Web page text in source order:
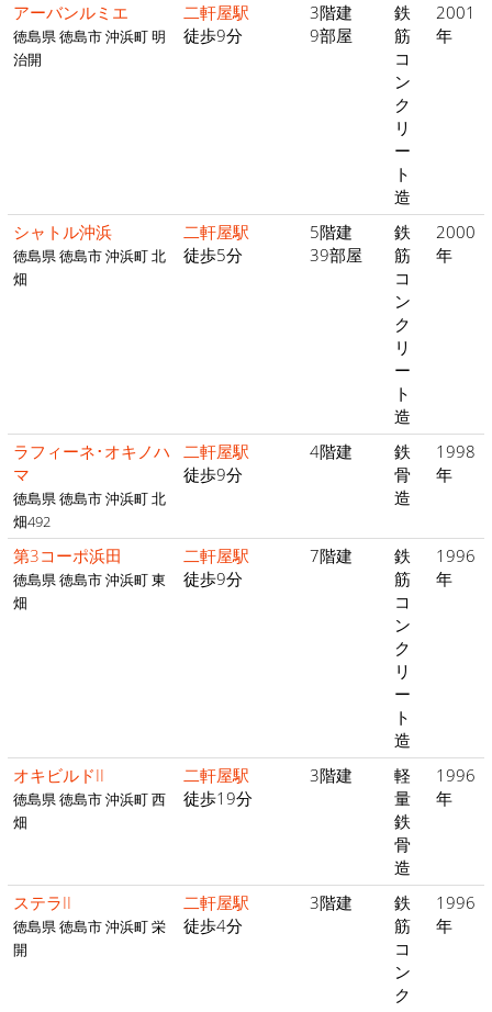
アーバンルミエ
徳島県 徳島市 沖浜町 明
治開
二軒屋駅
徒歩9分
3階建
9部屋
鉄
筋
コ
ン
ク
リ
ー
ト
造
2001
年
シャトル沖浜
徳島県 徳島市 沖浜町 北
畑
二軒屋駅
徒歩5分
5階建
39部屋
鉄
筋
コ
ン
ク
リ
ー
ト
造
2000
年
ラフィーネ･オキノハ
マ
徳島県 徳島市 沖浜町 北
畑492
二軒屋駅
徒歩9分
4階建
鉄
骨
造
1998
年
第3コーポ浜田
徳島県 徳島市 沖浜町 東
畑
二軒屋駅
徒歩9分
7階建
鉄
筋
コ
ン
ク
リ
ー
ト
造
1996
年
オキビルドII
徳島県 徳島市 沖浜町 西
畑
二軒屋駅
徒歩19分
3階建
軽
量
鉄
骨
造
1996
年
ステラII
徳島県 徳島市 沖浜町 栄
開
二軒屋駅
徒歩4分
3階建
鉄
筋
コ
ン
ク
1996
年